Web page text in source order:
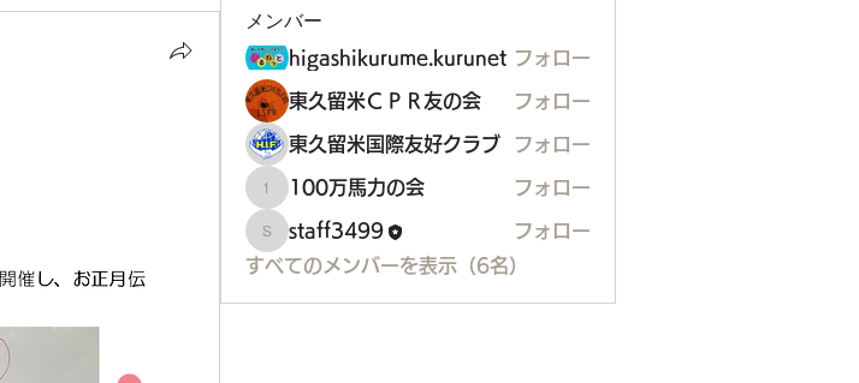
メンバー
higashikurume.kurunet フォロー
東久留米ＣＰＲ友の会 フォロー
東久留米国際友好クラブ フォロー
100万馬力の会
100万馬力の会 フォロー
staff3499
staff3499
フォロー
すべてのメンバーを表示（6名）